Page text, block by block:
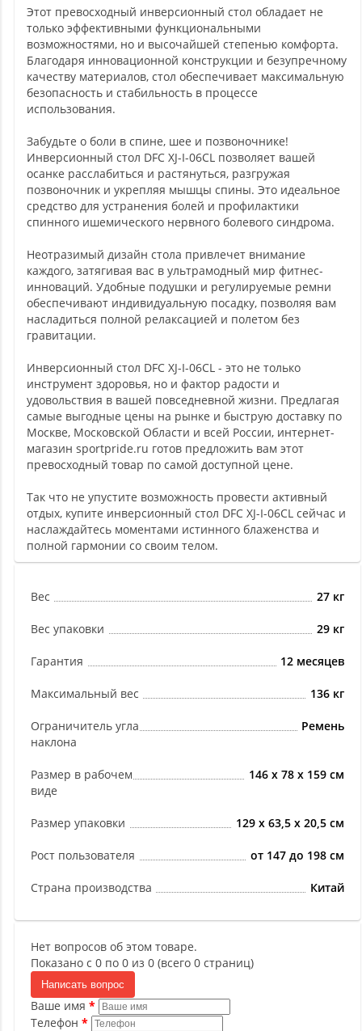
Этот превосходный инверсионный стол обладает не
только эффективными функциональными
возможностями, но и высочайшей степенью комфорта.
Благодаря инновационной конструкции и безупречному
качеству материалов, стол обеспечивает максимальную
безопасность и стабильность в процессе
использования.
Забудьте о боли в спине, шее и позвоночнике!
Инверсионный стол DFC XJ-I-06CL позволяет вашей
осанке расслабиться и растянуться, разгружая
позвоночник и укрепляя мышцы спины. Это идеальное
средство для устранения болей и профилактики
спинного ишемического нервного болевого синдрома.
Неотразимый дизайн стола привлечет внимание
каждого, затягивая вас в ультрамодный мир фитнес-
инноваций. Удобные подушки и регулируемые ремни
обеспечивают индивидуальную посадку, позволяя вам
насладиться полной релаксацией и полетом без
гравитации.
Инверсионный стол DFC XJ-I-06CL - это не только
инструмент здоровья, но и фактор радости и
удовольствия в вашей повседневной жизни. Предлагая
самые выгодные цены на рынке и быструю доставку по
Москве, Московской Области и всей России, интернет-
магазин sportpride.ru готов предложить вам этот
превосходный товар по самой доступной цене.
Так что не упустите возможность провести активный
отдых, купите инверсионный стол DFC XJ-I-06CL сейчас и
наслаждайтесь моментами истинного блаженства и
полной гармонии со своим телом.
Вес 27 кг
Вес упаковки 29 кг
Гарантия 12 месяцев
Максимальный вес 136 кг
Ограничитель угла
наклона
Ремень
Размер в рабочем
виде
146 х 78 х 159 см
Размер упаковки 129 х 63,5 х 20,5 см
Рост пользователя от 147 до 198 см
Страна производства Китай
Нет вопросов об этом товаре.
Показано с 0 по 0 из 0 (всего 0 страниц)
Написать вопрос
Ваше имя
Телефон